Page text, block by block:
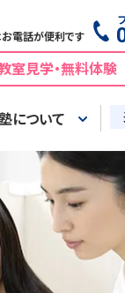
電話が便利です
室見学・無料体験
について